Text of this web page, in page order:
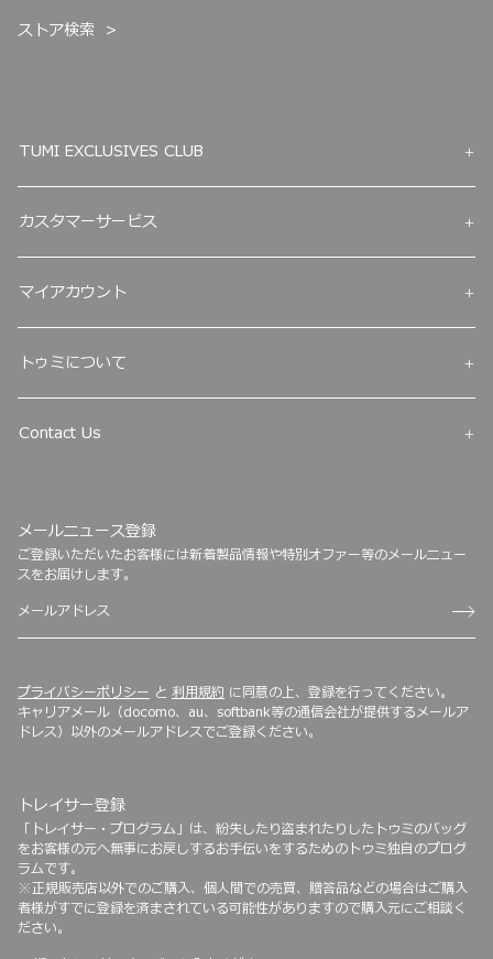
ストア検索
TUMI EXCLUSIVES CLUB
カスタマーサービス
マイアカウント
トゥミについて
Contact Us
メールニュース登録
ご登録いただいたお客様には新着製品情報や特別オファー等のメールニュー
スをお届けします。
プライバシーポリシー と 利用規約 に同意の上、登録を行ってください。
キャリアメール（docomo、au、softbank等の通信会社が提供するメールア
ドレス）以外のメールアドレスでご登録ください。
トレイサー登録
「トレイサー・プログラム」は、紛失したり盗まれたりしたトゥミのバッグ
をお客様の元へ無事にお戻しするお手伝いをするためのトゥミ独自のプログ
ラムです。
※正規販売店以外でのご購入、個人間での売買、贈答品などの場合はご購入
者様がすでに登録を済まされている可能性がありますので購入元にご相談く
ださい。